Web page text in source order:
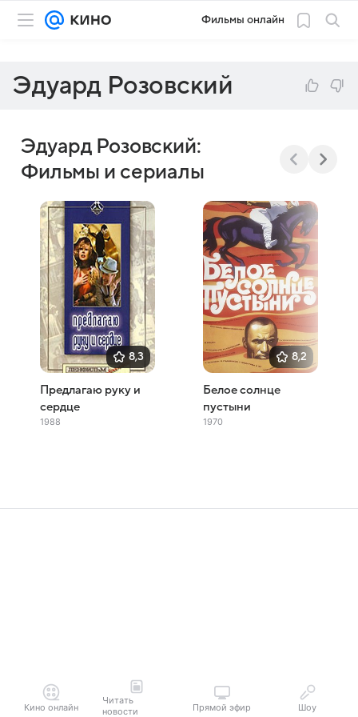
Фильмы онлайн
Эдуард Розовский
Эдуард Розовский:
Фильмы и сериалы
8,3
Предлагаю руку и
сердце
1988
8,2
Белое солнце
пустыни
1970
Кино онлайн
Читать
новости
Прямой эфир Шоу